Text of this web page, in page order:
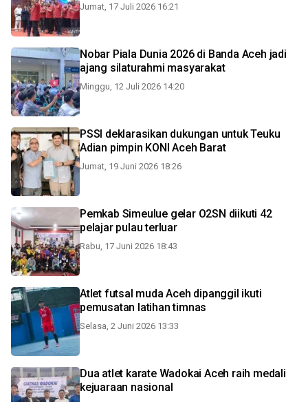
Jumat, 17 Juli 2026 16:21
Nobar Piala Dunia 2026 di Banda Aceh jadi
ajang silaturahmi masyarakat
Minggu, 12 Juli 2026 14:20
PSSI deklarasikan dukungan untuk Teuku
Adian pimpin KONI Aceh Barat
Jumat, 19 Juni 2026 18:26
Pemkab Simeulue gelar O2SN diikuti 42
pelajar pulau terluar
Rabu, 17 Juni 2026 18:43
Atlet futsal muda Aceh dipanggil ikuti
pemusatan latihan timnas
Selasa, 2 Juni 2026 13:33
Dua atlet karate Wadokai Aceh raih medali
kejuaraan nasional